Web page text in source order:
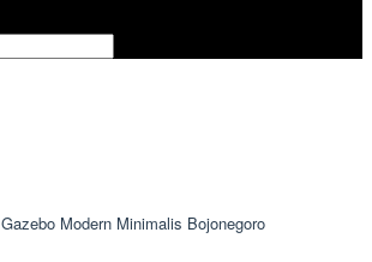
Gazebo Modern Minimalis Bojonegoro